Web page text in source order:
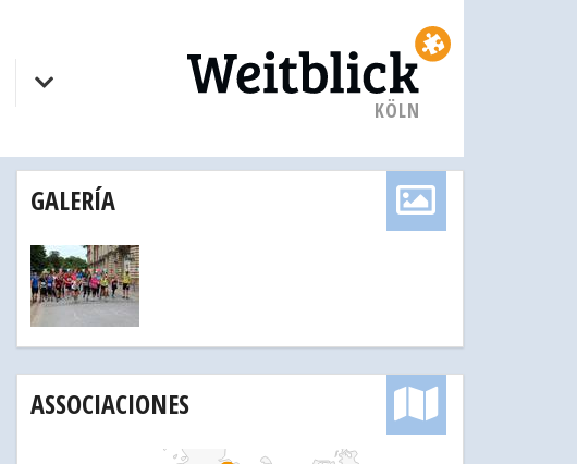
KÖLN
GALERÍA
ASSOCIACIONES